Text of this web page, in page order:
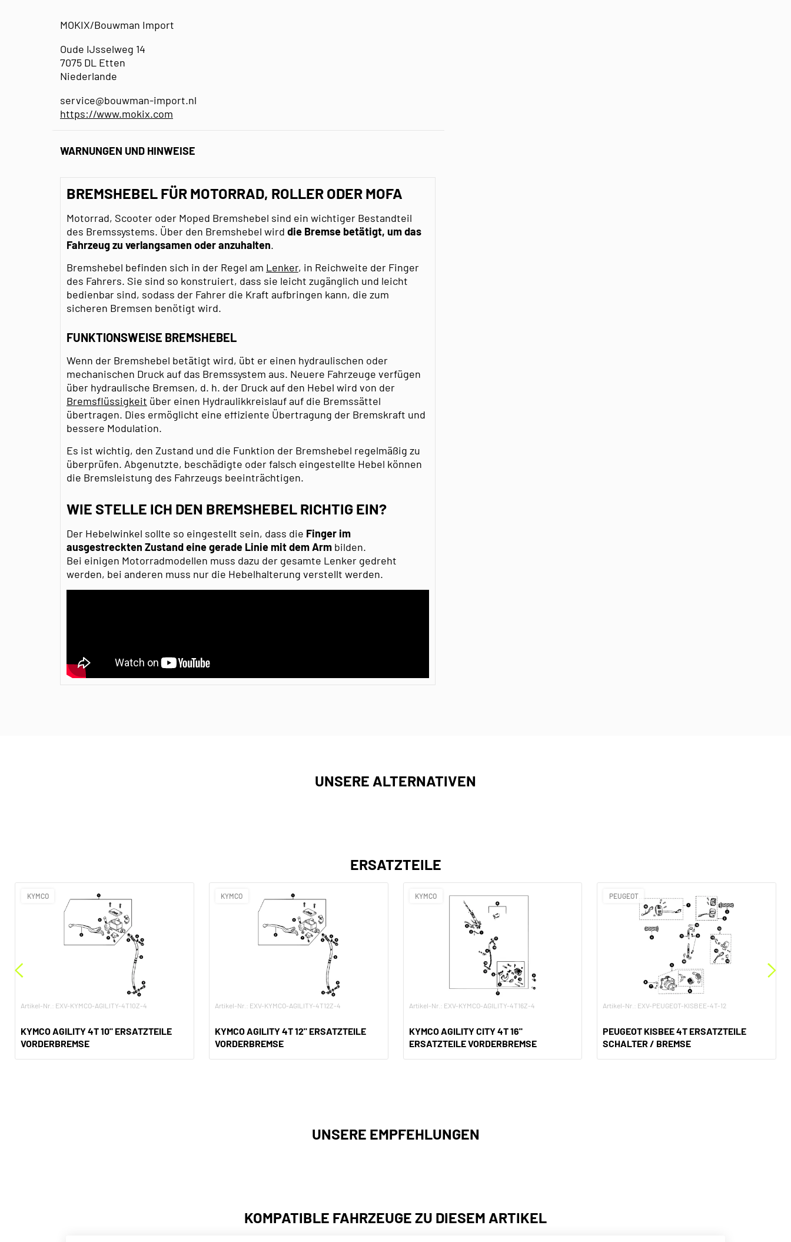
MOKIX/Bouwman Import
Oude IJsselweg 14
7075 DL Etten
Niederlande
service@bouwman-import.nl
https://www.mokix.com
WARNUNGEN UND HINWEISE
BREMSHEBEL FÜR MOTORRAD, ROLLER ODER MOFA
Motorrad, Scooter oder Moped Bremshebel sind ein wichtiger Bestandteil
des Bremssystems. Über den Bremshebel wird die Bremse betätigt, um das
Fahrzeug zu verlangsamen oder anzuhalten.
Bremshebel befinden sich in der Regel am Lenker, in Reichweite der Finger
des Fahrers. Sie sind so konstruiert, dass sie leicht zugänglich und leicht
bedienbar sind, sodass der Fahrer die Kraft aufbringen kann, die zum
sicheren Bremsen benötigt wird.
FUNKTIONSWEISE BREMSHEBEL
Wenn der Bremshebel betätigt wird, übt er einen hydraulischen oder
mechanischen Druck auf das Bremssystem aus. Neuere Fahrzeuge verfügen
über hydraulische Bremsen, d. h. der Druck auf den Hebel wird von der
Bremsflüssigkeit über einen Hydraulikkreislauf auf die Bremssättel
übertragen. Dies ermöglicht eine effiziente Übertragung der Bremskraft und
bessere Modulation.
Es ist wichtig, den Zustand und die Funktion der Bremshebel regelmäßig zu
überprüfen. Abgenutzte, beschädigte oder falsch eingestellte Hebel können
die Bremsleistung des Fahrzeugs beeinträchtigen.
WIE STELLE ICH DEN BREMSHEBEL RICHTIG EIN?
Der Hebelwinkel sollte so eingestellt sein, dass die Finger im
ausgestreckten Zustand eine gerade Linie mit dem Arm bilden.
Bei einigen Motorradmodellen muss dazu der gesamte Lenker gedreht
werden, bei anderen muss nur die Hebelhalterung verstellt werden.
UNSERE ALTERNATIVEN
ERSATZTEILE
KYMCO
Artikel-Nr.: EXV-KYMCO-AGILITY-4T10Z-4
KYMCO AGILITY 4T 10" ERSATZTEILE
VORDERBREMSE
KYMCO
Artikel-Nr.: EXV-KYMCO-AGILITY-4T12Z-4
KYMCO AGILITY 4T 12" ERSATZTEILE
VORDERBREMSE
KYMCO
Artikel-Nr.: EXV-KYMCO-AGILITY-4T16Z-4
KYMCO AGILITY CITY 4T 16"
ERSATZTEILE VORDERBREMSE
PEUGEOT
Artikel-Nr.: EXV-PEUGEOT-KISBEE-4T-12
PEUGEOT KISBEE 4T ERSATZTEILE
SCHALTER / BREMSE
UNSERE EMPFEHLUNGEN
KOMPATIBLE FAHRZEUGE ZU DIESEM ARTIKEL